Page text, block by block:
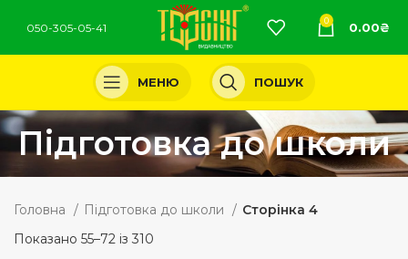
050-305-05-41
0 0.00₴
МЕНЮ ПОШУК
Підготовка до школи
Головна Підготовка до школи
Сторінка 4
Показано 55–72 із 310